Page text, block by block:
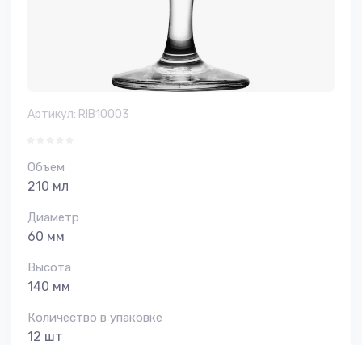
Артикул: RIB10003
Объем
210 мл
Диаметр
60 мм
Высота
140 мм
Количество в упаковке
12 шт